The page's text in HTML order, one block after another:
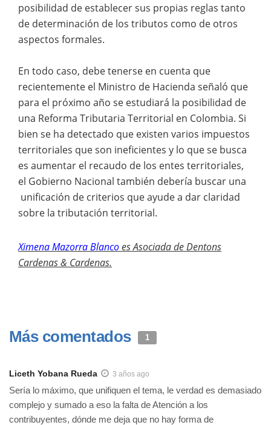
posibilidad de establecer sus propias reglas tanto
de determinación de los tributos como de otros
aspectos formales.
En todo caso, debe tenerse en cuenta que
recientemente el Ministro de Hacienda señaló que
para el próximo año se estudiará la posibilidad de
una Reforma Tributaria Territorial en Colombia. Si
bien se ha detectado que existen varios impuestos
territoriales que son ineficientes y lo que se busca
es aumentar el recaudo de los entes territoriales,
el Gobierno Nacional también debería buscar una
unificación de criterios que ayude a dar claridad
sobre la tributación territorial.
Ximena Mazorra Blancoes Asociada de Dentons
Cardenas & Cardenas.
Más comentados 1
Liceth Yobana Rueda 3 años ago
Sería lo máximo, que unifiquen el tema, le verdad es demasiado
complejo y sumado a eso la falta de Atención a los
contribuyentes, dónde me deja que no hay forma de